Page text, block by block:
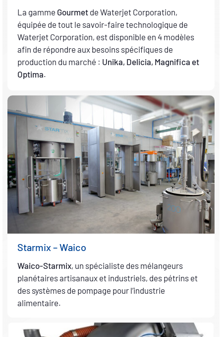
La gamme Gourmet de Waterjet Corporation,
équipée de tout le savoir-faire technologique de
Waterjet Corporation, est disponible en 4 modèles
afin de répondre aux besoins spécifiques de
production du marché : Unika, Delicia, Magnifica et
Optima.
Starmix – Waico
Waico-Starmix, un spécialiste des mélangeurs
planétaires artisanaux et industriels, des pétrins et
des systèmes de pompage pour l’industrie
alimentaire.